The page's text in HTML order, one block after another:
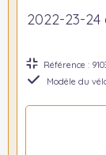
2022-23-24
Référence :
Modèle du